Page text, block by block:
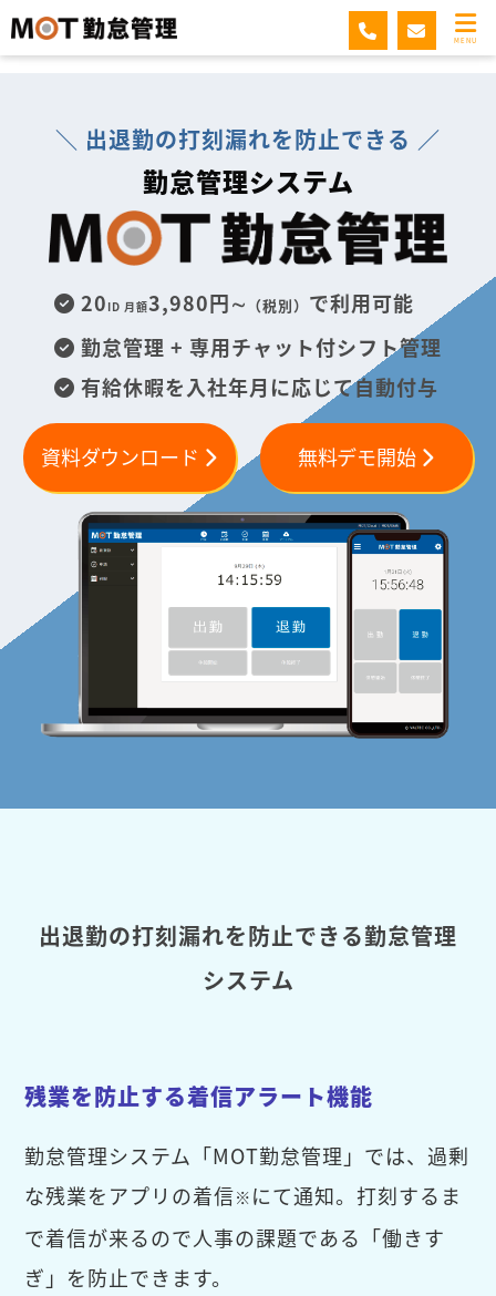
MENU
MOT勤怠管理
＼ 出退勤の打刻漏れを防止できる ／
勤怠管理システム
20 ID 月額3,980円∼ （税別） で利用可能
勤怠管理 + 専用チャット付シフト管理
有給休暇を入社年月に応じて自動付与
資料ダウンロード 無料デモ開始
出退勤の打刻漏れを防止できる勤怠管理
システム
残業を防止する着信アラート機能
勤怠管理システム「MOT勤怠管理」では、過剰
な残業をアプリの着信※にて通知。打刻するま
で着信が来るので人事の課題である「働きす
ぎ」を防止できます。